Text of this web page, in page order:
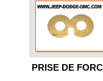
PRISE DE